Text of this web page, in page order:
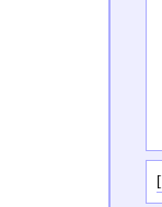
[